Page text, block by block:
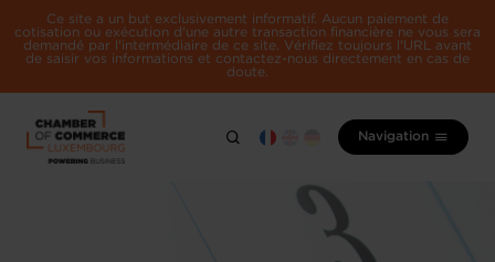
Ce site a un but exclusivement informatif. Aucun paiement de
cotisation ou exécution d'une autre transaction financière ne vous sera
demandé par l'intermédiaire de ce site. Vérifiez toujours l'URL avant
de saisir vos informations et contactez-nous directement en cas de
doute.
Navigation